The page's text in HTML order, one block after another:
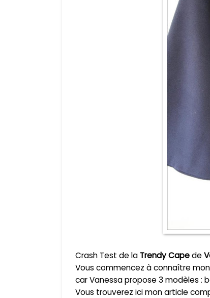
Crash Test de la Trendy Capede
Vous commencez à connaître
car Vanessa propose 3 modèles :
Vous trouverez ici mon article